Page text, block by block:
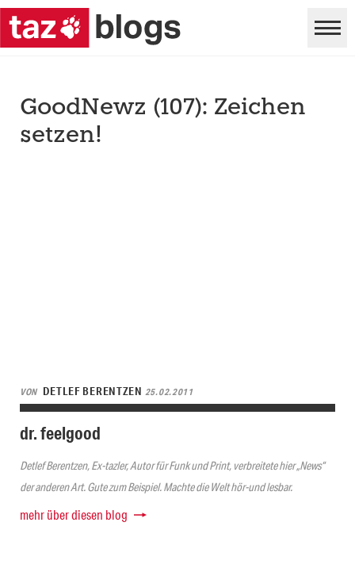
GoodNewz (107): Zeichen
setzen!
VON DETLEF BERENTZEN 25.02.2011
dr. feelgood
Detlef Berentzen, Ex-tazler, Autor für Funk und Print, verbreitete hier „News“
der anderen Art. Gute zum Beispiel. Machte die Welt hör-und lesbar.
mehr über diesen blog